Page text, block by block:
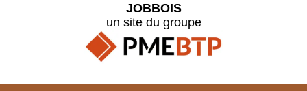
JOBBOIS
un site du groupe